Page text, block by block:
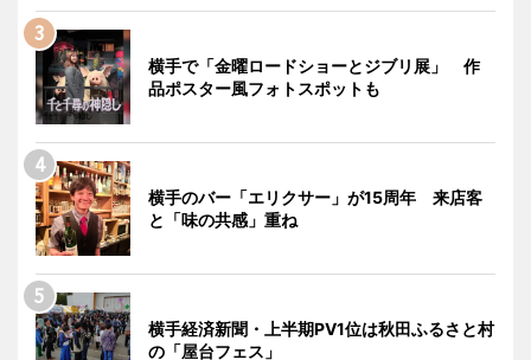
横手で「金曜ロードショーとジブリ展」 作
品ポスター風フォトスポットも
横手のバー「エリクサー」が15周年 来店客
と「味の共感」重ね
横手経済新聞・上半期PV1位は秋田ふるさと村
の「屋台フェス」